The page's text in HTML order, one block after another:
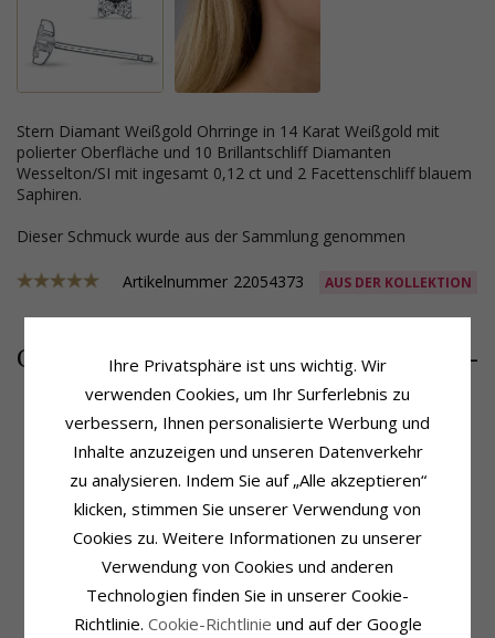
Stern Diamant Weißgold Ohrringe in 14 Karat Weißgold mit
polierter Oberfläche und 10 Brillantschliff Diamanten
Wesselton/SI mit ingesamt 0,12 ct und 2 Facettenschliff blauem
Saphiren.
Dieser Schmuck wurde aus der Sammlung genommen
Artikelnummer 22054373 AUS DER KOLLEKTION
CHANTI Preis 490,-
Produktinformation
Form:Stern
Schmuckstein: Diamant
Ohrringe:Ohrringe
14 Karat Weißgold
Oberfläche:Polierter
Schmuckstein
Stückzahl: 10
Schliff: Brillantschliff
Diamantfarbe: Wesselton
Diamantreinheit:SI
Karat: 0,12
Schmuckstein
Größe
Ihre Privatsphäre ist uns wichtig. Wir
verwenden Cookies, um Ihr Surferlebnis zu
verbessern, Ihnen personalisierte Werbung und
Inhalte anzuzeigen und unseren Datenverkehr
zu analysieren. Indem Sie auf „Alle akzeptieren“
klicken, stimmen Sie unserer Verwendung von
Cookies zu. Weitere Informationen zu unserer
Verwendung von Cookies und anderen
Technologien finden Sie in unserer Cookie-
Richtlinie. Cookie-Richtlinie und auf der Google